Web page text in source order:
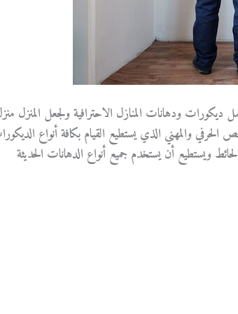
ديكورات ودهانات المنازل الاحترافية ولجعل المنزل
والمهني الذي يستطيع القيام بكافة أنواع
ويستطيع أن يستخدم جميع أنواع الدهانات الحديثة